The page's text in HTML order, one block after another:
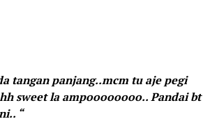
tangan panjang..mcm tu aje pegi
sweet la ampoooooooo.. Pandai bt
“